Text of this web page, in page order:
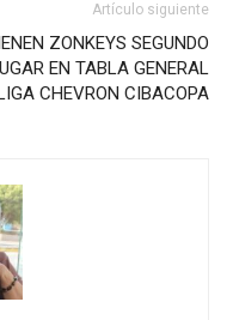
Artículo siguiente
ZONKEYS SEGUNDO
EN TABLA GENERAL
CHEVRON CIBACOPA